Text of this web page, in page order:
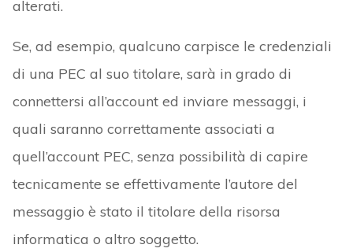
alterati.
Se, ad esempio, qualcuno carpisce le credenziali
di una PEC al suo titolare, sarà in grado di
connettersi all’account ed inviare messaggi, i
quali saranno correttamente associati a
quell’account PEC, senza possibilità di capire
tecnicamente se effettivamente l’autore del
messaggio è stato il titolare della risorsa
informatica o altro soggetto.